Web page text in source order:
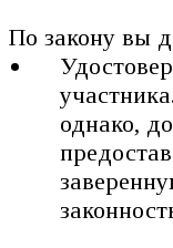
По закону вы
однако,